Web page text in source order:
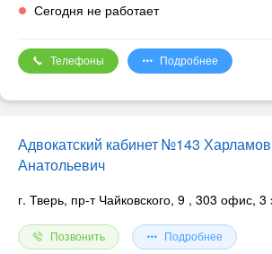
Сегодня не работает
Телефоны Подробнее
Адвокатский кабинет №143
Анатольевич
г. Тверь, пр-т Чайковского, 9 , 303 офис, 3
Позвонить Подробнее